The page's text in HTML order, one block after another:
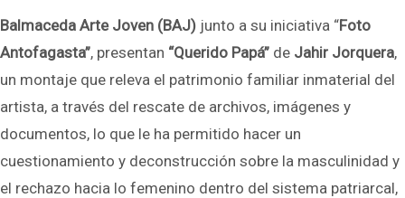
Balmaceda Arte Joven (BAJ) junto a su iniciativa “Foto
Antofagasta”, presentan “Querido Papá” de Jahir Jorquera,
un montaje que releva el patrimonio familiar inmaterial del
artista, a través del rescate de archivos, imágenes y
documentos, lo que le ha permitido hacer un
cuestionamiento y deconstrucción sobre la masculinidad y
el rechazo hacia lo femenino dentro del sistema patriarcal,